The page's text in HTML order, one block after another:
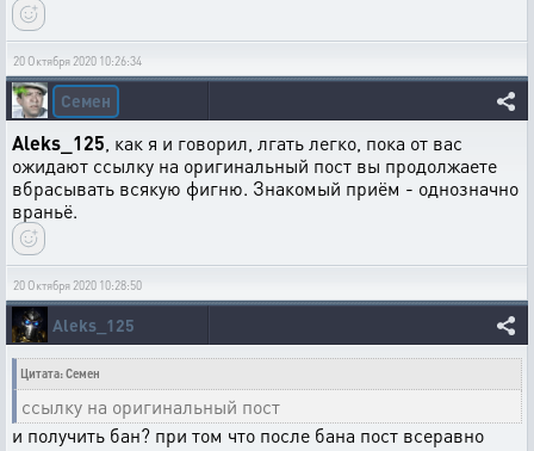
20 Октября 2020 10:26:34
Семен
Aleks_125 , как я и говорил, лгать легко, пока от вас
ожидают ссылку на оригинальный пост вы продолжаете
вбрасывать всякую фигню. Знакомый приём - однозначно
враньё.
20 Октября 2020 10:28:50
Aleks_125
Цитата: Семен
ссылку на оригинальный пост
и получить бан? при том что после бана пост всеравно